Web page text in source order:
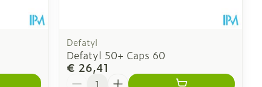
Defatyl
Defatyl 50+ Caps 60
€ 26,41
Aantal